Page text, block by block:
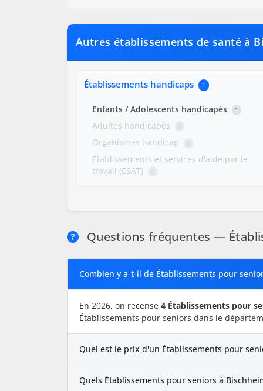
Autres établissements de santé à
Établissements handicaps 1
Enfants / Adolescents handicapés 1
Adultes handicapés 0
Organismes handicap 0
Établissements et services d'aide par le
travail (ESAT)
0
Questions fréquentes —
Combien y a-t-il de Établissements pour
En 2026, on recense 4 Établissements pour
Établissements pour seniors dans le
Quel est le prix d'un Établissements pour
Quels Établissements pour seniors à